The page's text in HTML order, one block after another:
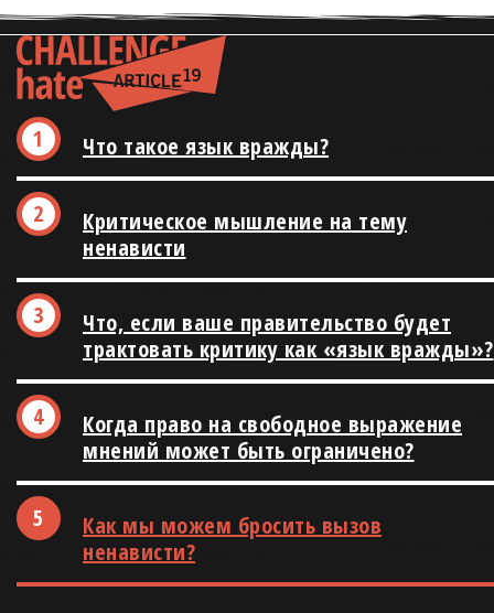
Что такое язык вражды?
Критическое мышление на тему
ненависти
Что, если ваше правительство будет
трактовать критику как «язык вражды»?
Когда право на свободное выражение
мнений может быть ограничено?
Как мы можем бросить вызов
ненависти?